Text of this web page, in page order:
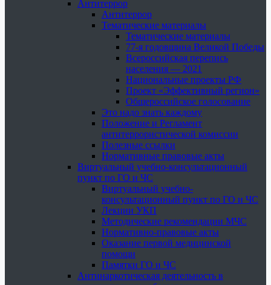
Антитеррор
Антитеррор
Тематические материалы
Тематические материалы
77-я годовщина Великой Победы
Всероссийская перепись
населения — 2021
Национальные проекты РФ
Проект «Эффективный регион»
Общероссийское голосование
Это надо знать каждому
Положение и Регламент
антитеррористической комиссии
Полезные ссылки
Нормативные правовые акты
Виртуальный учебно-консультационный
пункт по ГО и ЧС
Виртуальный учебно-
консультационный пункт по ГО и ЧС
Лекции УКП
Методические рекомендации МЧС
Нормативно-правовые акты
Оказание первой медицинской
помощи
Памятки ГО и ЧС
Антинаркотическая деятельность в